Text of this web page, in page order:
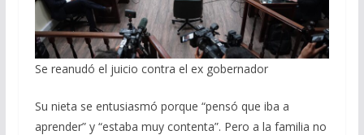
Se reanudó el juicio contra el ex gobernador
Su nieta se entusiasmó porque “pensó que iba a
aprender” y “estaba muy contenta”. Pero a la familia no